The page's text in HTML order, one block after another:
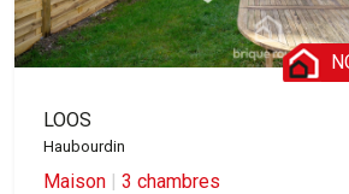
LOOS
Haubourdin
Maison | 3 chambres